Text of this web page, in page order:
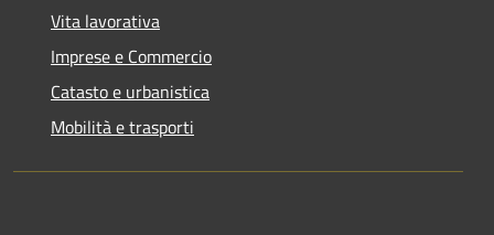
Vita lavorativa
Imprese e Commercio
Catasto e urbanistica
Mobilità e trasporti